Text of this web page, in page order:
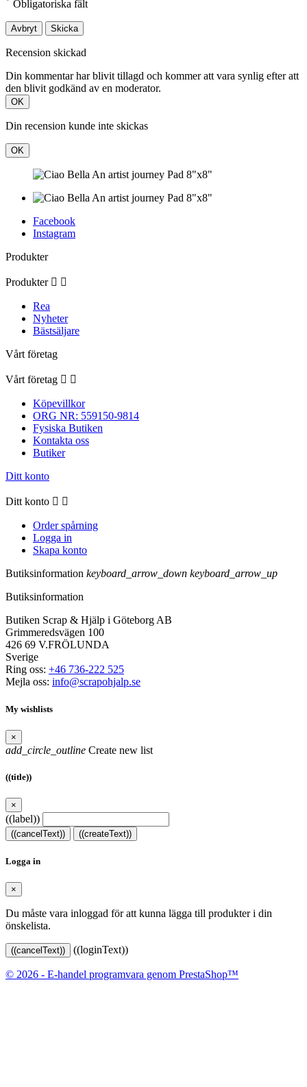
Obligatoriska fält
Avbryt Skicka
Recension skickad
Din kommentar har blivit tillagd och kommer att vara synlig efter att
den blivit godkänd av en moderator.
OK
Din recension kunde inte skickas
OK
Facebook
Instagram
Produkter
Produkter  
Rea
Nyheter
Bästsäljare
Vårt företag
Vårt företag  
Köpevillkor
ORG NR: 559150-9814
Fysiska Butiken
Kontakta oss
Butiker
Ditt konto
Ditt konto  
Order spårning
Logga in
Skapa konto
Butiksinformation keyboard_arrow_down keyboard_arrow_up
Butiksinformation
Butiken Scrap & Hjälp i Göteborg AB
Grimmeredsvägen 100
426 69 V.FRÖLUNDA
Sverige
Ring oss: +46 736-222 525
Mejla oss: info@scrapohjalp.se
My wishlists
×
add_circle_outline Create new list
((title))
×
((label))
((cancelText)) ((createText))
Logga in
×
Du måste vara inloggad för att kunna lägga till produkter i din
önskelista.
((cancelText)) ((loginText))
© 2026 - E-handel programvara genom PrestaShop™